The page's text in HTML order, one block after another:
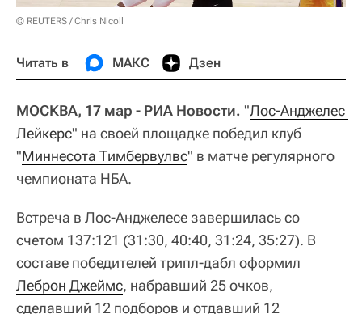
© REUTERS / Chris Nicoll
Читать в МАКС Дзен
МОСКВА, 17 мар - РИА Новости. "Лос-Анджелес
Лейкерс" на своей площадке победил клуб
"Миннесота Тимбервулвс" в матче регулярного
чемпионата НБА.
Встреча в Лос-Анджелесе завершилась со
счетом 137:121 (31:30, 40:40, 31:24, 35:27). В
составе победителей трипл-дабл оформил
Леброн Джеймс, набравший 25 очков,
сделавший 12 подборов и отдавший 12